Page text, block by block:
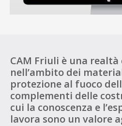
CAM Friuli è una realtà
nell’ambito dei
protezione al fuoco
complementi delle
cui la conoscenza e
lavora sono un valore